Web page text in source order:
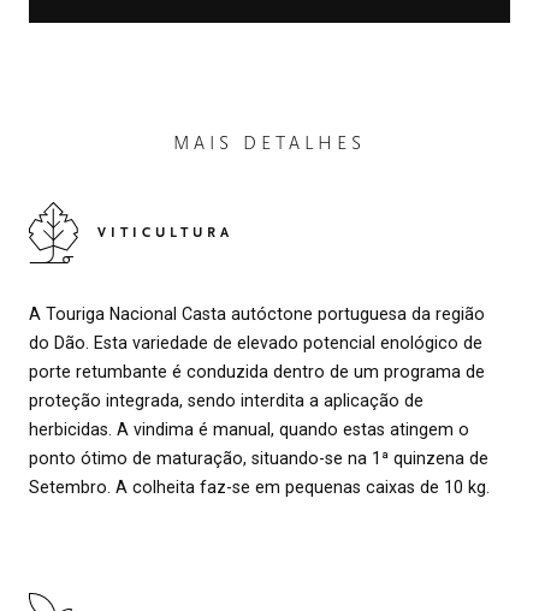
MAIS DETALHES
VITICULTURA
A Touriga Nacional Casta autóctone portuguesa da região
do Dão. Esta variedade de elevado potencial enológico de
porte retumbante é conduzida dentro de um programa de
proteção integrada, sendo interdita a aplicação de
herbicidas. A vindima é manual, quando estas atingem o
ponto ótimo de maturação, situando-se na 1ª quinzena de
Setembro. A colheita faz-se em pequenas caixas de 10 kg.